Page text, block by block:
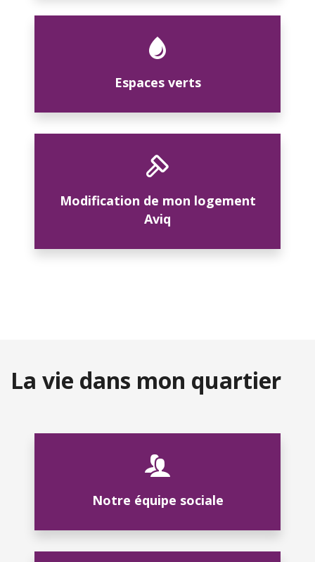
Espaces verts
Modification de mon logement
Aviq
La vie dans mon quartier
Notre équipe sociale